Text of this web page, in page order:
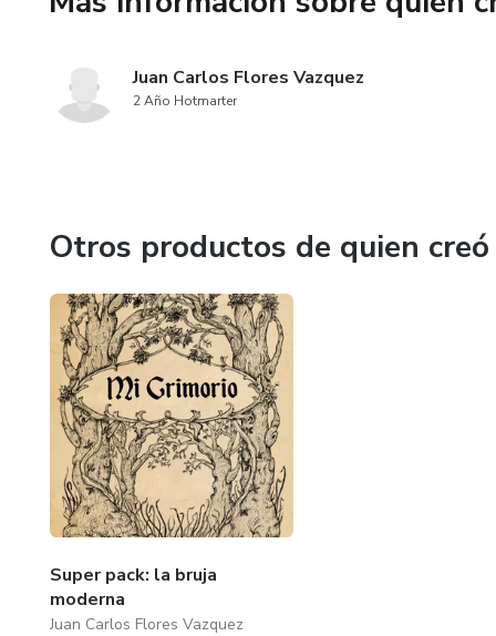
Este pack es ideal para
Juan Carlos Flores Vazquez
2 Año Hotmarter
Otros productos de quien
Super pack: la bruja
moderna
Juan Carlos Flores Vazquez